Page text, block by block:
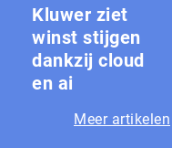
Kluwer ziet
winst stijgen
dankzij cloud
en ai
Meer artikelen